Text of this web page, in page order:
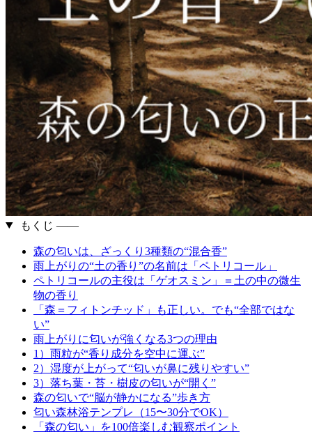
もくじ ――
森の匂いは、ざっくり3種類の“混合香”
雨上がりの“土の香り”の名前は「ペトリコール」
ペトリコールの主役は「ゲオスミン」＝土の中の微生
物の香り
「森＝フィトンチッド」も正しい。でも“全部ではな
い”
雨上がりに匂いが強くなる3つの理由
1）雨粒が“香り成分を空中に運ぶ”
2）湿度が上がって“匂いが鼻に残りやすい”
3）落ち葉・苔・樹皮の匂いが“開く”
森の匂いで“脳が静かになる”歩き方
匂い森林浴テンプレ（15〜30分でOK）
「森の匂い」を100倍楽しむ観察ポイント